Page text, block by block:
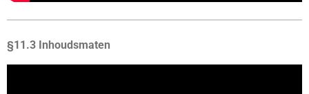
§11.3 Inhoudsmaten